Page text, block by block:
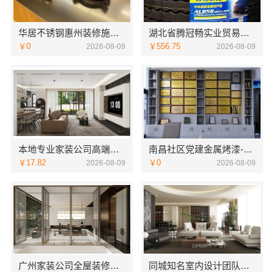
华居不锈钢惠州装修施工工艺详解
￥0 2026-08-09
湖北省腾冠畅实业贸易有限公司线下轮胎批发公司怎么做
￥556.75 2026-08-09
本地专业家装公司高端，嘉兴绿色之家建材科技有限公司
￥17.82 2026-08-09
南昌社区党建金属烤漆-南昌恒辉广告
￥0 2026-08-09
广州家装公司全屋装修精匠饰家（广州）家居建材有限公司 同城知名室内设计团队高端 嘉兴绿色之家建材科技有限公司